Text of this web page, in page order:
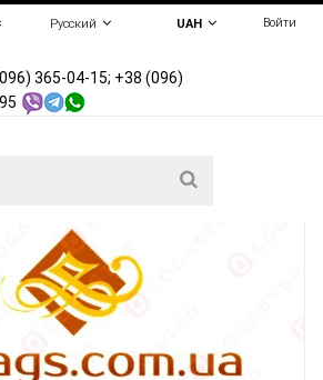
Войти
UAH
Русский
365-04-15; +38 (096)